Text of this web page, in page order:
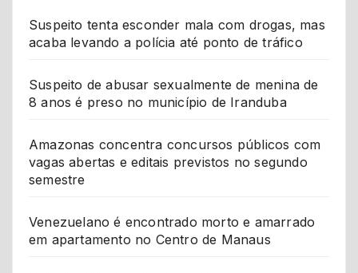
Suspeito tenta esconder mala com drogas, mas
acaba levando a polícia até ponto de tráfico
Suspeito de abusar sexualmente de menina de
8 anos é preso no município de Iranduba
Amazonas concentra concursos públicos com
vagas abertas e editais previstos no segundo
semestre
Venezuelano é encontrado morto e amarrado
em apartamento no Centro de Manaus